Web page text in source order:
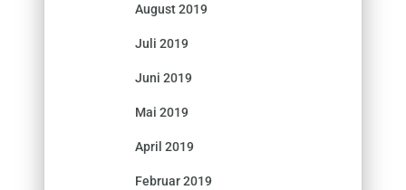
August 2019
Juli 2019
Juni 2019
Mai 2019
April 2019
Februar 2019